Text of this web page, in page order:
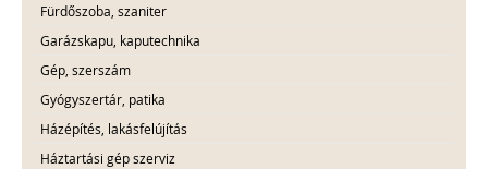
Fürdőszoba, szaniter
Garázskapu, kaputechnika
Gép, szerszám
Gyógyszertár, patika
Házépítés, lakásfelújítás
Háztartási gép szerviz